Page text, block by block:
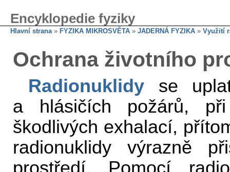
Encyklopedie fyziky
Hlavní strana» FYZIKA MIKROSVĚTA » JADERNÁ FYZIKA » Využití
Ochrana životního
Radionuklidy se
a hlásičích požárů,
škodlivých exhalací,
radionuklidy výrazně
prostředí. Pomocí